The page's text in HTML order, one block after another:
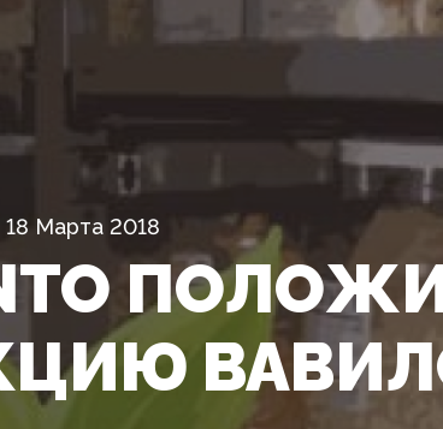
18 Марта 2018